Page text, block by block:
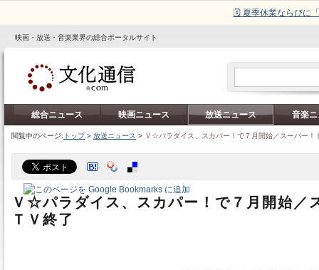
🗓️ 夏季休業ならびに
映画・放送・音楽業界の総合ポータルサイト
総合ニュース 映画ニュース 放送ニュース 音楽
閲覧中のページ: トップ> 放送ニュース > Ｖ☆パラダイス、スカパー！で７月開始／スーパー！
Ｖ☆パラダイス、スカパー！で７月開始／
ＴＶ終了